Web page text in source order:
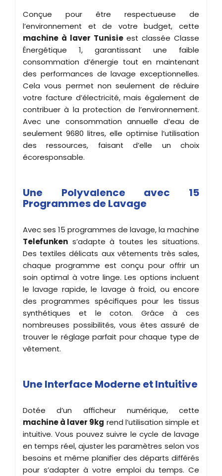
Conçue pour être respectueuse de
l’environnement et de votre budget, cette
machine à laver Tunisieest classée Classe
Énergétique 1, garantissant une faible
consommation d’énergie tout en maintenant
des performances de lavage exceptionnelles.
Cela vous permet non seulement de réduire
votre facture d’électricité, mais également de
contribuer à la protection de l’environnement.
Avec une consommation annuelle d’eau de
seulement 9680 litres, elle optimise l’utilisation
des ressources, faisant d’elle un choix
écoresponsable.
Une Polyvalence avec 15
Programmes de Lavage
Avec ses 15 programmes de lavage, la machine
Telefunken s’adapte à toutes les situations.
Des textiles délicats aux vêtements très sales,
chaque programme est conçu pour offrir un
soin optimal à votre linge. Les options incluent
le lavage rapide, le lavage à froid, ou encore
des programmes spécifiques pour les tissus
synthétiques et le coton. Grâce à ces
nombreuses possibilités, vous êtes assuré de
trouver le réglage parfait pour chaque type de
vêtement.
Une Interface Moderne et Intuitive
Dotée d’un afficheur numérique, cette
machine à laver 9kg rend l’utilisation simple et
intuitive. Vous pouvez suivre le cycle de lavage
en temps réel, ajuster les paramètres selon vos
besoins et même planifier des départs différés
pour s’adapter à votre emploi du temps. Ce